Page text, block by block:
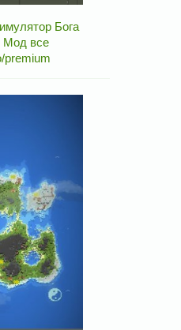
Бога
Мод все
premium